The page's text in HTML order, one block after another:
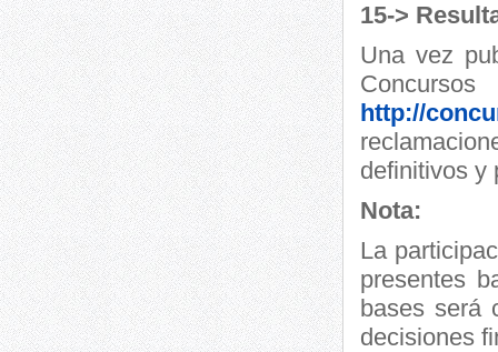
15->
Una vez
http://
definitivos y
Nota:
La
presentes
bases será
decisiones